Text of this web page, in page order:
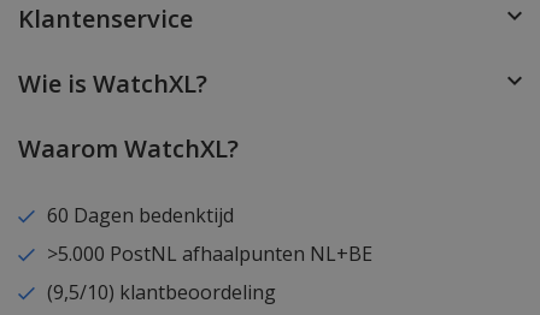
Klantenservice
Wie is WatchXL?
Waarom WatchXL?
60 Dagen bedenktijd
>5.000 PostNL afhaalpunten NL+BE
(9,5/10) klantbeoordeling